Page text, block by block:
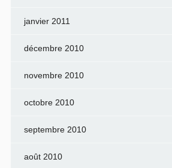
janvier 2011
décembre 2010
novembre 2010
octobre 2010
septembre 2010
août 2010